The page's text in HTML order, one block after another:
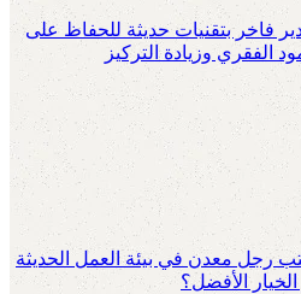
فاخر بتقنيات حديثة للحفاظ على
الفقري وزيادة التركيز
رجل معدن في بيئة العمل الحديثة
الخيار الأفضل؟